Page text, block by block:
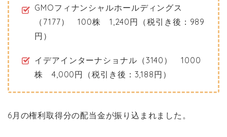
GMOフィナンシャルホールディングス
（7177） 100株 1,240円（税引き後：989
円）
イデアインターナショナル（3140） 1000
株 4,000円（税引き後：3,188円）
6月の権利取得分の配当金が振り込まれました。